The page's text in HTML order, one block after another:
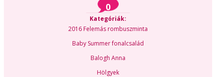
0
Kategóriák:
2016 Felemás rombuszminta
Baby Summer fonalcsalád
Balogh Anna
Hölgyek